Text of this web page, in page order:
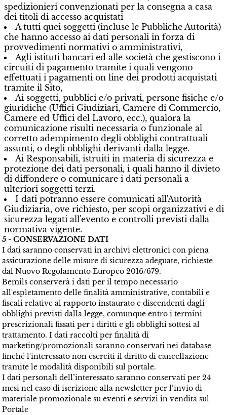
spedizionieri convenzionati per la consegna a casa
dei titoli di accesso acquistati
A tutti quei soggetti (incluse le Pubbliche Autorità)
che hanno accesso ai dati personali in forza di
provvedimenti normativi o amministrativi,
Agli istituti bancari ed alle società che gestiscono i
circuiti di pagamento tramite i quali vengono
effettuati i pagamenti on line dei prodotti acquistati
tramite il Sito,
Ai soggetti, pubblici e/o privati, persone fisiche e/o
giuridiche (Uffici Giudiziari, Camere di Commercio,
Camere ed Uffici del Lavoro, ecc.), qualora la
comunicazione risulti necessaria o funzionale al
corretto adempimento degli obblighi contrattuali
assunti, o degli obblighi derivanti dalla legge.
Ai Responsabili, istruiti in materia di sicurezza e
protezione dei dati personali, i quali hanno il divieto
di diffondere o comunicare i dati personali a
ulteriori soggetti terzi.
I dati potranno essere comunicati all'Autorità
Giudiziaria, ove richiesto, per scopi organizzativi e di
sicurezza legati all'evento e controlli previsti dalla
normativa vigente.
5 - CONSERVAZIONE DATI
I dati saranno conservati in archivi elettronici con piena
assicurazione delle misure di sicurezza adeguate, richieste
dal Nuovo Regolamento Europeo 2016/679.
Bemils conserverà i dati per il tempo necessario
all'espletamento delle finalità amministrative, contabili e
fiscali relative al rapporto instaurato e discendenti dagli
obblighi previsti dalla legge, comunque entro i termini
prescrizionali fissati per i diritti e gli obblighi sottesi al
trattamento. I dati raccolti per finalità di
marketing/promozionali saranno conservati nei database
finché l'interessato non eserciti il diritto di cancellazione
tramite le modalità disponibili sul portale.
I dati personali dell’interessato saranno conservati per 24
mesi nel caso di iscrizione alla newsletter per l’invio di
materiale promozionale su eventi e servizi in vendita sul
Portale